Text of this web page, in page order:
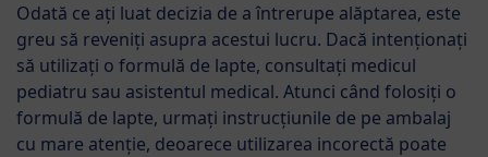
Sari la lista de produse
Categorie
Filtru
Odată ce ați luat decizia de a întrerupe alăptarea, este
greu să reveniți asupra acestui lucru. Dacă intenționați
să utilizați o formulă de lapte, consultați medicul
pediatru sau asistentul medical. Atunci când folosiți o
formulă de lapte, urmați instrucțiunile de pe ambalaj
cu mare atenție, deoarece utilizarea incorectă poate